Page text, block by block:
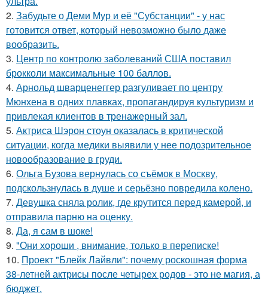
2. Забудьте о Деми Мур и её "Субстанции" - у нас
готовится ответ, который невозможно было даже
вообразить.
3. Центр по контролю заболеваний США поставил
брокколи максимальные 100 баллов.
4. Арнольд шварценеггер разгуливает по центру
Мюнхена в одних плавках, пропагандируя культуризм и
привлекая клиентов в тренажерный зал.
5. Актриса Шэрон стоун оказалась в критической
ситуации, когда медики выявили у нее подозрительное
новообразование в груди.
6. Ольга Бузова вернулась со съёмок в Москву,
подскользнулась в душе и серьёзно повредила колено.
7. Девушка сняла ролик, где крутится перед камерой, и
отправила парню на оценку.
8. Да, я сам в шоке!
9. "Они хороши , внимание, только в переписке!
10. Проект "Блейк Лайвли": почему роскошная форма
38-летней актрисы после четырех родов - это не магия, а
бюджет.